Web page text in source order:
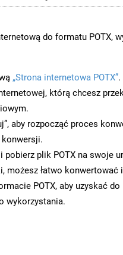
do formatu POTX,
„Strona internetowa POTX”.
którą chcesz
aby rozpocząć proces
konwersji.
plik POTX na swoje
możesz łatwo konwertować
POTX, aby uzyskać
wykorzystania.